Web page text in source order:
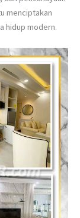
menciptakan
hidup modern.